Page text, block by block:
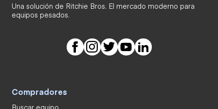
Una solución de Ritchie Bros. El mercado moderno para
equipos pesados.
Compradores
Buscar equipo